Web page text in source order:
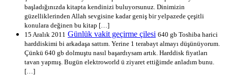
başladığınızda kitapta kendinizi buluyorsunuz. Dinimizin
güzelliklerinden Allah sevgisine kadar geniş bir yelpazede çeşitli
konulara değinen bu kitap […]
15 Aralık 2011 Günlük vakit geçirme çilesi 640 gb Toshiba harici
harddiskimi bi arkadaşa sattım. Yerine 1 terabayt almayı düşünüyorum.
Çünkü 640 gb dolmuştu nasıl başardıysam artık. Harddisk fiyatları
tavan yapmış. Bugün elektroworld ü ziyaret ettiğimde anladım bunu.
[…]